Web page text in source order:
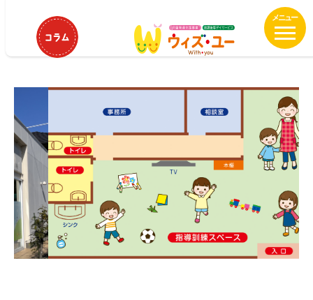
ン
ツ
へ
移
動
ウィズ・ユー浜松大瀬
ウィズ・ユー浜松大瀬